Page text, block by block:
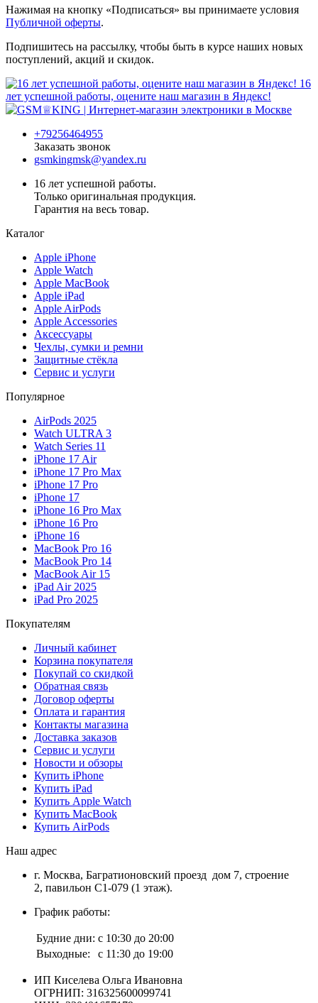
Нажимая на кнопку «Подписаться» вы принимаете условия
Публичной оферты.
Подпишитесь на рассылку, чтобы быть в курсе наших новых
поступлений, акций и скидок.
16
лет успешной работы, оцените наш магазин в Яндекс!
+79256464955
Заказать звонок
gsmkingmsk@yandex.ru
16 лет успешной работы.
Только оригинальная продукция.
Гарантия на весь товар.
Каталог
Apple iPhone
Apple Watch
Apple MacBook
Apple iPad
Apple AirPods
Apple Accessories
Аксессуары
Чехлы, сумки и ремни
Защитные стёкла
Сервис и услуги
Популярное
AirPods 2025
Watch ULTRA 3
Watch Series 11
iPhone 17 Air
iPhone 17 Pro Max
iPhone 17 Pro
iPhone 17
iPhone 16 Pro Max
iPhone 16 Pro
iPhone 16
MacBook Pro 16
MacBook Pro 14
MacBook Air 15
iPad Air 2025
iPad Pro 2025
Покупателям
Личный кабинет
Корзина покупателя
Покупай со скидкой
Обратная связь
Договор оферты
Оплата и гарантия
Контакты магазина
Доставка заказов
Сервис и услуги
Новости и обзоры
Купить iPhone
Купить iPad
Купить Apple Watch
Купить MacBook
Купить AirPods
Наш адрес
г. Москва, Багратионовский проезд дом 7, строение
2, павильон С1-079 (1 этаж).
График работы:
Будние дни: с 10:30 до 20:00
Выходные:
с 11:30 до 19:00
ИП Киселева Ольга Ивановна
ОГРНИП: 316325600099741